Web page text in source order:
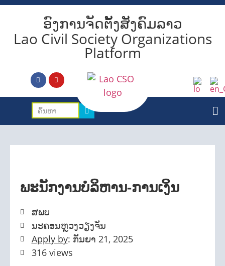
ອົງການຈັດຕັ້ງສັງຄົມລາວ
Lao Civil Society Organizations
Platform
ພະນັກງານບໍລິຫານ-ການເງິນ
ສພບ
ນະຄອນຫຼວງວຽງຈັນ
Apply by: ກັນຍາ 21, 2025
316 views